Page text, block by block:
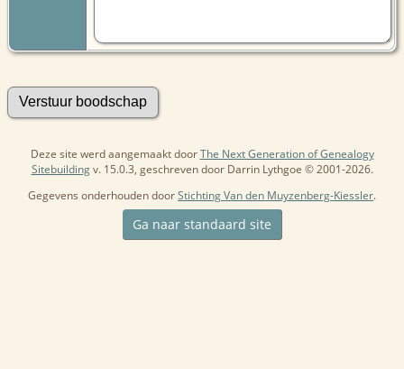
Deze site werd aangemaakt doorThe Next Generation of Genealogy
Sitebuildingv. 15.0.3, geschreven door Darrin Lythgoe © 2001-2026.
Gegevens onderhouden doorStichting Van den Muyzenberg-Kiessler.
Ga naar standaard site